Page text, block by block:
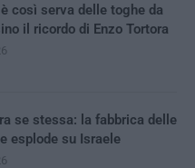
così serva delle toghe da
il ricordo di Enzo Tortora
se stessa: la fabbrica delle
esplode su Israele